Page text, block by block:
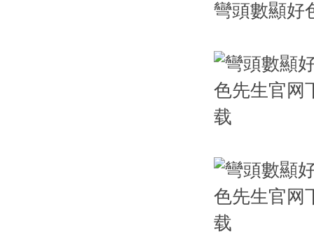
彎頭數顯好